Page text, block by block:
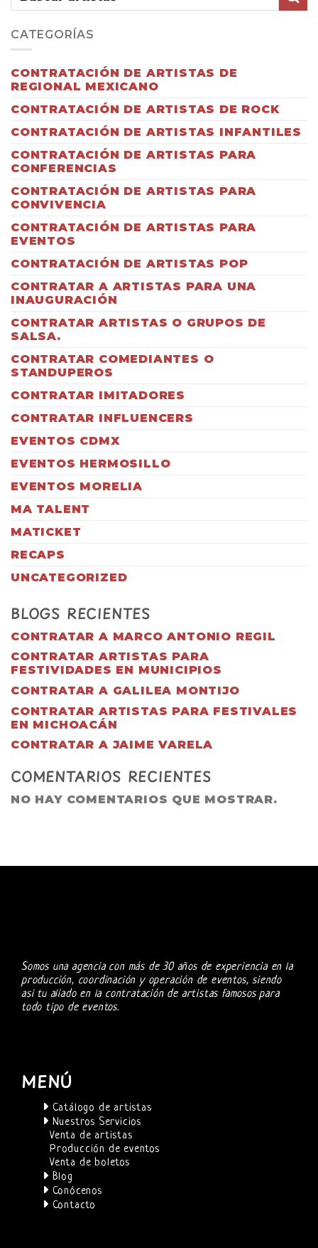
CATEGORÍAS
CONTRATACIÓN DE ARTISTAS DE
REGIONAL MEXICANO
CONTRATACIÓN DE ARTISTAS DE ROCK
CONTRATACIÓN DE ARTISTAS INFANTILES
CONTRATACIÓN DE ARTISTAS PARA
CONFERENCIAS
CONTRATACIÓN DE ARTISTAS PARA
CONVIVENCIA
CONTRATACIÓN DE ARTISTAS PARA
EVENTOS
CONTRATACIÓN DE ARTISTAS POP
CONTRATAR A ARTISTAS PARA UNA
INAUGURACIÓN
CONTRATAR ARTISTAS O GRUPOS DE
SALSA.
CONTRATAR COMEDIANTES O
STANDUPEROS
CONTRATAR IMITADORES
CONTRATAR INFLUENCERS
EVENTOS CDMX
EVENTOS HERMOSILLO
EVENTOS MORELIA
MA TALENT
MATICKET
RECAPS
UNCATEGORIZED
BLOGS RECIENTES
CONTRATAR A MARCO ANTONIO REGIL
CONTRATAR ARTISTAS PARA
FESTIVIDADES EN MUNICIPIOS
CONTRATAR A GALILEA MONTIJO
CONTRATAR ARTISTAS PARA FESTIVALES
EN MICHOACÁN
CONTRATAR A JAIME VARELA
COMENTARIOS RECIENTES
NO HAY COMENTARIOS QUE MOSTRAR.
Somos una agencia con más de 30 años de experiencia en la
producción, coordinación y operación de eventos, siendo
asi tu aliado en la contratación de artistas famosos para
todo tipo de eventos.
MENÚ
Catálogo de artistas
Nuestros Servicios
Venta de artistas
Producción de eventos
Venta de boletos
Blog
Conócenos
Contacto